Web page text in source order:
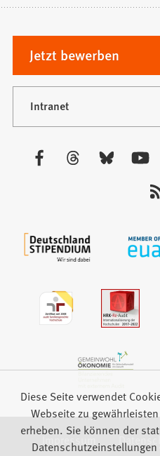
Jetzt bewerben
(Öffnet
in
einem
neuen
Tab)
Intranet
(Öffnet
neuen
Besuchen
Impressum
Diese Seite verwendet
Webseite zu
erheben. Sie können der